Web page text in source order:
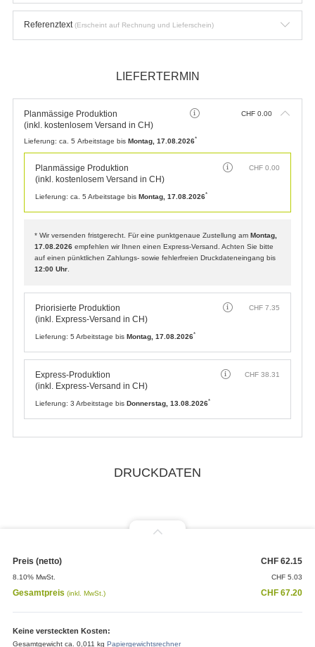
Referenztext (Erscheint auf Rechnung und Lieferschein)
LIEFERTERMIN
Planmässige Produktion
(inkl. kostenlosem Versand in CH)
CHF 0.00
Lieferung: ca. 5 Arbeitstage bis Montag, 17.08.2026*
Planmässige Produktion
(inkl. kostenlosem Versand in CH)
CHF 0.00
Lieferung: ca. 5 Arbeitstage bis Montag, 17.08.2026*
* Wir versenden fristgerecht. Für eine punktgenaue Zustellung am Montag,
17.08.2026 empfehlen wir Ihnen einen Express-Versand. Achten Sie bitte
auf einen pünktlichen Zahlungs- sowie fehlerfreien Druckdateneingang bis
12:00 Uhr
Priorisierte Produktion
(inkl. Express-Versand in CH)
CHF 7.35
Lieferung: 5 Arbeitstage bis Montag, 17.08.2026*
Express-Produktion
(inkl. Express-Versand in CH)
CHF 38.31
Lieferung: 3 Arbeitstage bis Donnerstag, 13.08.2026*
DRUCKDATEN
Preis (netto) CHF 62.15
8.10% MwSt. CHF 5.03
Gesamtpreis (inkl. MwSt.) CHF 67.20
Keine versteckten Kosten:
Gesamtgewicht ca. 0,011 kg Papiergewichtsrechner